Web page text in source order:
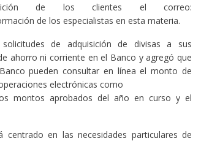
de los clientes el correo:
de los especialistas en esta materia.
de adquisición de divisas a sus
ahorro ni corriente en el Banco y agregó que
pueden consultar en línea el monto de
electrónicas como
montos aprobados del año en curso y el
centrado en las necesidades particulares de